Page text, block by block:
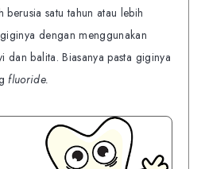
berusia satu tahun atau lebih
dengan menggunakan
dan balita. Biasanya pasta giginya
fluoride.